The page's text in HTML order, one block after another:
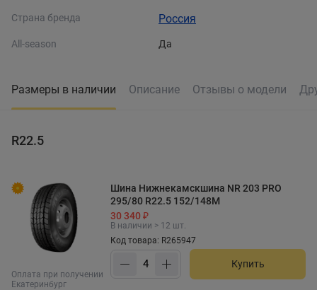
Страна бренда Россия
All-season Да
Размеры в наличии Описание Отзывы о модели
R22.5
Оплата при получении
Екатеринбург
Шина Нижнекамскшина NR 203 PRO
295/80 R22.5 152/148M
30 340 ₽
В наличии > 12 шт.
Код товара: R265947
Купить